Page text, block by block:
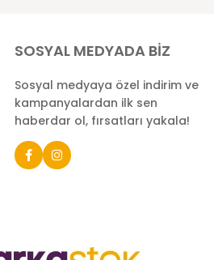
SOSYAL MEDYADA BİZ
Sosyal medyaya özel indirim ve
kampanyalardan ilk sen
haberdar ol, fırsatları yakala!